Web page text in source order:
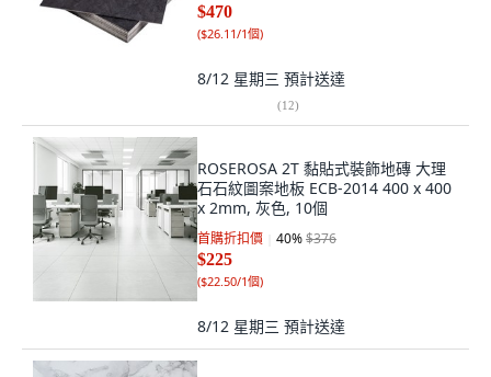
$470
($26.11/1個)
8/12 星期三 預計送達
(12)
ROSEROSA 2T 黏貼式裝飾地磚 大理
石石紋圖案地板 ECB-2014 400 x 400
x 2mm, 灰色, 10個
首購折扣價 40%$376
$225
($22.50/1個)
8/12 星期三 預計送達